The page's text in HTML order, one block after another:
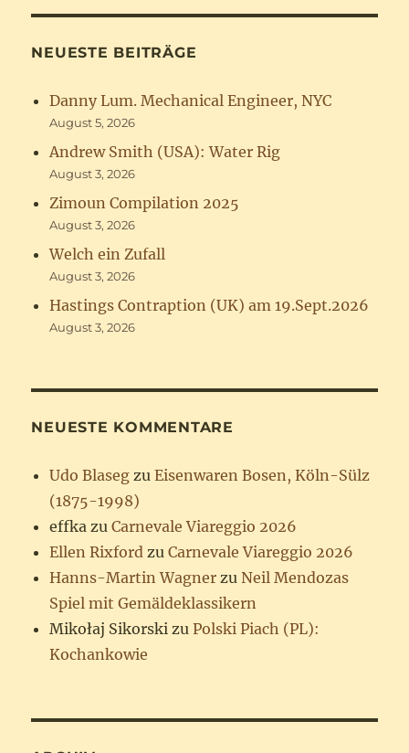
NEUESTE BEITRÄGE
Danny Lum. Mechanical Engineer, NYC
August 5, 2026
Andrew Smith (USA): Water Rig
August 3, 2026
Zimoun Compilation 2025
August 3, 2026
Welch ein Zufall
August 3, 2026
Hastings Contraption (UK) am 19.Sept.2026
August 3, 2026
NEUESTE KOMMENTARE
Udo Blaseg zuEisenwaren Bosen, Köln-Sülz
(1875-1998)
effka zuCarnevale Viareggio 2026
Ellen Rixford zuCarnevale Viareggio 2026
Hanns-Martin Wagner zuNeil Mendozas
Spiel mit Gemäldeklassikern
Mikołaj Sikorski zuPolski Piach (PL):
Kochankowie